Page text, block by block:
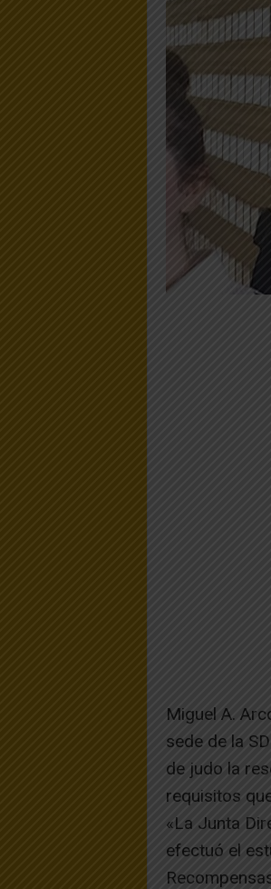
Miguel A.
sede de la
de judo la
requisitos
«La Junta
efectuó el